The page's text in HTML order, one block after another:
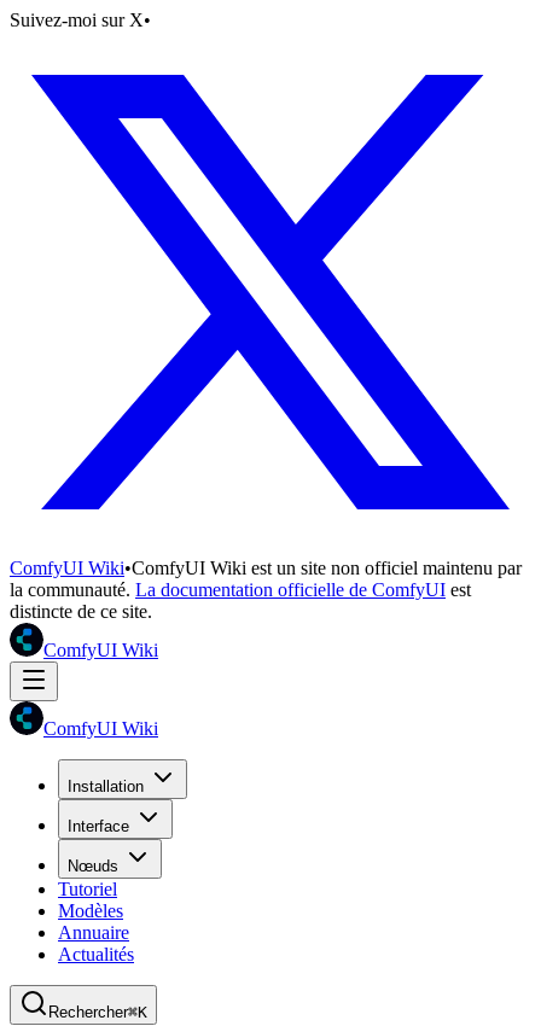
Suivez-moi sur X•
ComfyUI Wiki•ComfyUI Wiki est un site non officiel maintenu par
la communauté. La documentation officielle de ComfyUI est
distincte de ce site.
ComfyUI Wiki
ComfyUI Wiki
Installation
Interface
Nœuds
Tutoriel
Modèles
Annuaire
Actualités
Rechercher⌘K